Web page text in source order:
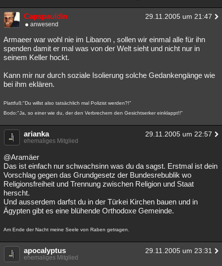
Capspauldin 29.11.2005 um 21:47
anwesend
Armaeer war wohl nie im Libanon , sollen wir einmal alle für ihn
spenden damit er mal was von der Welt sieht und nicht nur in
seinem Keller hockt.
Kann mir nur durch soziale Isolierung solche Gedankengänge wie
bei ihm eklären.
Plattfuß:"Du willst also tatsächlich mal Polizist werden?!"
Bodo:"Ja, so einer wie du, der den Verbrechern den Gesichtserker einklappt!!"
arianka 29.11.2005 um 22:57
ehemaliges Mitglied
@Aramäer
Das ist einfach nur schwachsinn was du da sagst. Erstmal ist dein
Vorschlag gegen das Grundgesetz der Bundesrebublik wo
Religionsfreiheit und Trennung zwischen Religion und Staat
herscht.
Und ausserdem darfst du in der Türkei Kirchen bauen und in
Ägypten gibt es eine blühende Orthodoxe Gemeinde.
Am Ende der Nacht meine Seele von Raben getragen.
apocalyptus 29.11.2005 um 23:31
ehemaliges Mitglied